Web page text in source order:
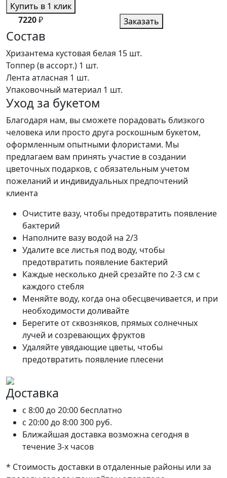
Купить в 1 клик
7220₽ Заказать
Состав
Хризантема кустовая белая 15 шт.
Топпер (в ассорт.) 1 шт.
Лента атласная 1 шт.
Упаковочный материал 1 шт.
Уход за букетом
Благодаря нам, вы сможете порадовать близкого
человека или просто друга роскошным букетом,
оформленным опытными флористами. Мы
предлагаем вам принять участие в создании
цветочных подарков, с обязательным учетом
пожеланий и индивидуальных предпочтений
клиента
Очистите вазу, чтобы предотвратить появление
бактерий
Наполните вазу водой на 2/3
Удалите все листья под воду, чтобы
предотвратить появление бактерий
Каждые несколько дней срезайте по 2-3 см с
каждого стебля
Меняйте воду, когда она обесцвечивается, и при
необходимости доливайте
Берегите от сквозняков, прямых солнечных
лучей и созревающих фруктов
Удаляйте увядающие цветы, чтобы
предотвратить появление плесени
Доставка
c 8:00 до 20:00 бесплатно
c 20:00 до 8:00300 руб.
Ближайшая доставка возможна сегодня в
течение 3-х часов
* Стоимость доставки в отдаленные районы или за